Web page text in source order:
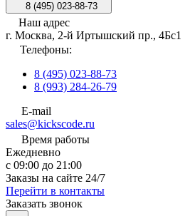
8 (495) 023-88-73
Наш адрес
г. Москва, 2-й Иртышский пр., 4Бс1
Телефоны:
8 (495) 023-88-73
8 (993) 284-26-79
E-mail
sales@kickscode.ru
Время работы
Ежедневно
с 09:00 до 21:00
Заказы на сайте 24/7
Перейти в контакты
Заказать звонок